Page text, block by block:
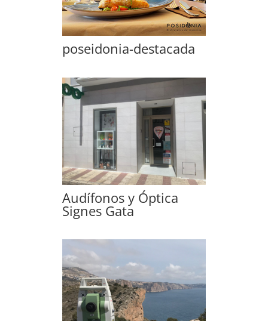
poseidonia-destacada
Audífonos y Óptica
Signes Gata